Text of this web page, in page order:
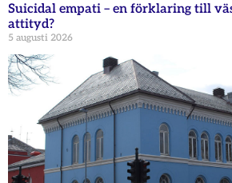
Suicidal empati – en förklaring till
attityd?
5 augusti 2026